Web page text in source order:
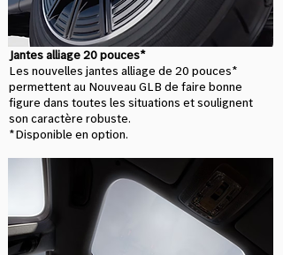
Jantes alliage 20 pouces*
Les nouvelles jantes alliage de 20 pouces*
permettent au Nouveau GLB de faire bonne
figure dans toutes les situations et soulignent
son caractère robuste.
*Disponible en option.